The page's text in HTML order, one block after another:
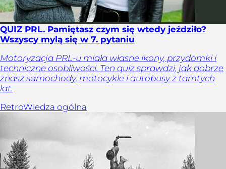
QUIZ PRL. Pamiętasz czym się wtedy jeździło?
Wszyscy mylą się w 7. pytaniu
Motoryzacja PRL-u miała własne ikony, przydomki i
techniczne osobliwości. Ten quiz sprawdzi, jak dobrze
znasz samochody, motocykle i autobusy z tamtych
lat.
RetroWiedza ogólna